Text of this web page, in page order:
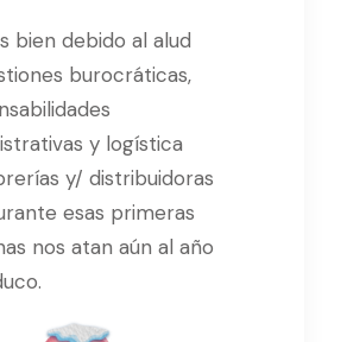
bien debido al alud
burocráticas,
y logística
y/ distribuidoras
esas primeras
nos atan aún al año